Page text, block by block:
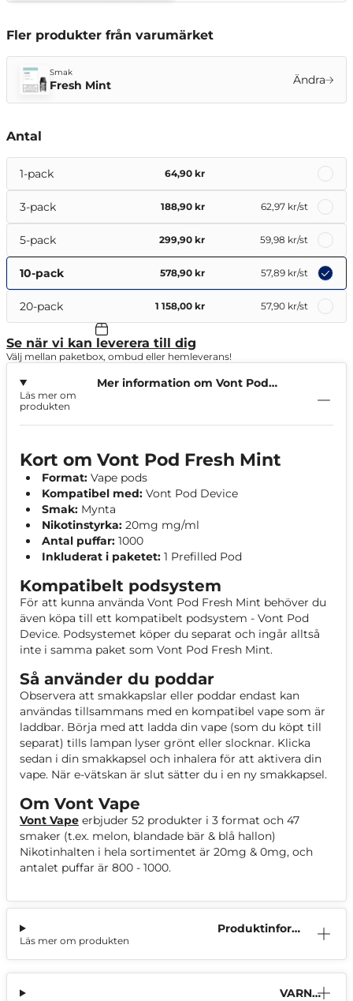
Fler produkter från varumärket
Smak
Fresh Mint Ändra
Antal
1-pack 64,90 kr
3-pack 188,90 kr 62,97 kr/st
5-pack 299,90 kr 59,98 kr/st
10-pack 578,90 kr 57,89 kr/st
20-pack 1 158,00 kr 57,90 kr/st
Se när vi kan leverera till dig
Välj mellan paketbox, ombud eller hemleverans!
Mer information om Vont Pod
Läs mer om
produkten
Kort om Vont Pod Fresh Mint
Format: Vape pods
Kompatibel med: Vont Pod Device
Smak: Mynta
Nikotinstyrka: 20mg mg/ml
Antal puffar: 1000
Inkluderat i paketet: 1 Prefilled Pod
Kompatibelt podsystem
För att kunna använda Vont Pod Fresh Mint behöver du
även köpa till ett kompatibelt podsystem - Vont Pod
Device. Podsystemet köper du separat och ingår alltså
inte i samma paket som Vont Pod Fresh Mint.
Så använder du poddar
Observera att smakkapslar eller poddar endast kan
användas tillsammans med en kompatibel vape som är
laddbar. Börja med att ladda din vape (som du köpt till
separat) tills lampan lyser grönt eller slocknar. Klicka
sedan i din smakkapsel och inhalera för att aktivera din
vape. När e-vätskan är slut sätter du i en ny smakkapsel.
Om Vont Vape
Vont Vape erbjuder 52 produkter i 3 format och 47
smaker (t.ex. melon, blandade bär & blå hallon)
Nikotinhalten i hela sortimentet är 20mg & 0mg, och
antalet puffar är 800 - 1000.
Produktinform
Läs mer om produkten
VARNI